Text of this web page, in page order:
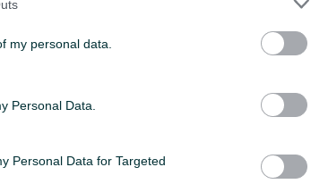
my personal data.
Personal Data.
Personal Data for Targeted
s klamericama tipa TYP80